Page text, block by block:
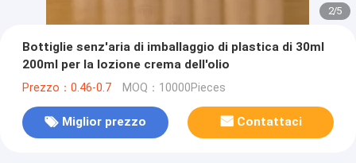
2/5
Bottiglie senz'aria di imballaggio di plastica di 30ml
200ml per la lozione crema dell'olio
Prezzo：0.46-0.7 MOQ：10000Pieces
Miglior prezzo Contattaci